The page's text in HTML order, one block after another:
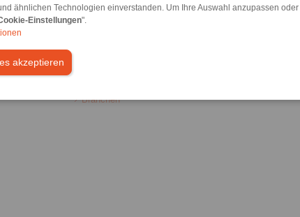
ähnlichen Technologien einverstanden. Um Ihre Auswahl anzupassen oder
Einstellungen".
akzeptieren
|Allgemeine Verkaufsbedingungen
Branchen